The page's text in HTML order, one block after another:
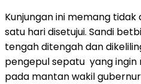
Kunjungan ini memang
satu hari disetujui. Sandi
tengah ditengah dan
pengepul sepatu yang
pada mantan wakil